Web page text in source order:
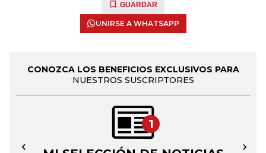
GUARDAR
UNIRSE A WHATSAPP
CONOZCA LOS BENEFICIOS EXCLUSIVOS PARA
NUESTROS SUSCRIPTORES
1